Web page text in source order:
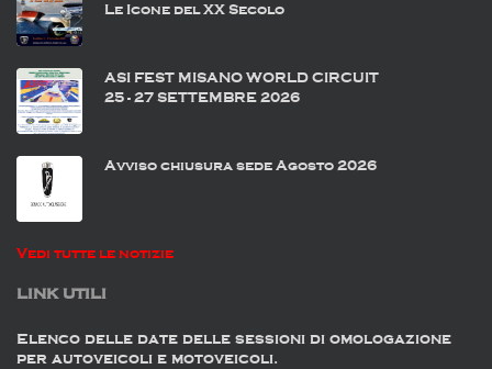
Le Icone del XX Secolo
ASI FEST MISANO WORLD CIRCUIT
25 - 27 SETTEMBRE 2026
Avviso chiusura sede Agosto 2026
Vedi tutte le notizie
LINK UTILI
Elenco delle date delle sessioni di omologazione
per autoveicoli e motoveicoli.